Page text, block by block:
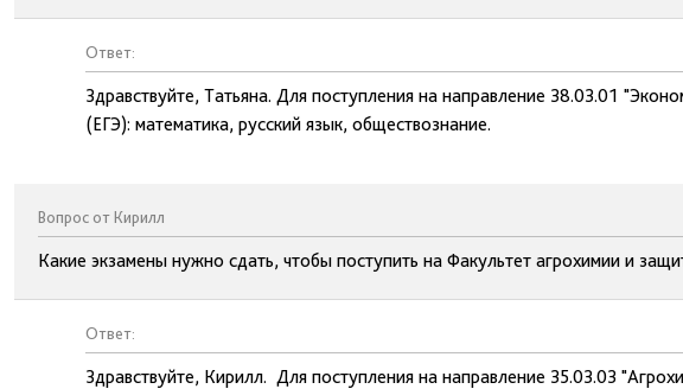
Ответ:
Здравствуйте, Татьяна. Для поступления на направление 38.03.01
(ЕГЭ): математика, русский язык, обществознание.
Вопрос от Кирилл
Какие экзамены нужно сдать, чтобы поступить на Факультет агрохимии и
Ответ:
Здравствуйте, Кирилл. Для поступления на направление 35.03.03